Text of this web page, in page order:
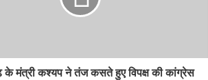
के मंत्री कश्यप ने तंज कसते हुए विपक्ष की कांग्रेस